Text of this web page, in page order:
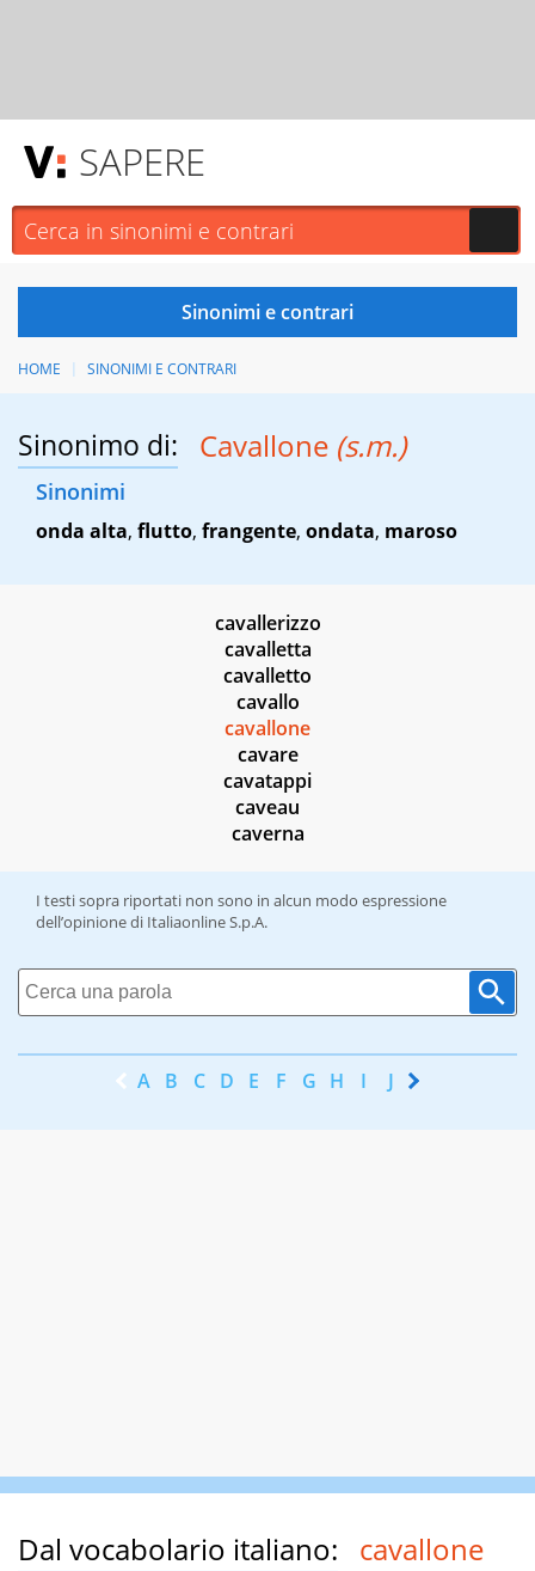
SAPERE
HOME SINONIMI E CONTRARI
Sinonimo di: Cavallone (s.m.)
Sinonimi
onda alta, flutto, frangente, ondata, maroso
cavallerizzo
cavalletta
cavalletto
cavallo
cavallone
cavare
cavatappi
caveau
caverna
I testi sopra riportati non sono in alcun modo espressione
dell’opinione di Italiaonline S.p.A.
A B C D E F G H I J K
Dal vocabolario italiano: cavallone